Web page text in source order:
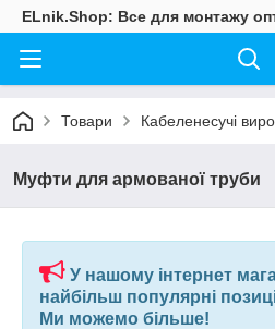
ELnik.Shop: Все для монтажу
Товари Кабеленесучі
Муфти для армованої труби
У нашому інтернет
найбільш популярні
Ми можемо більше!